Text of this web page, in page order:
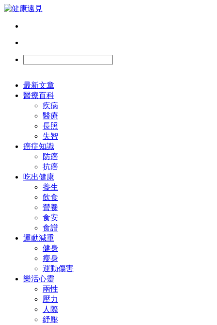
最新文章
醫療百科
疾病
醫療
長照
失智
癌症知識
防癌
抗癌
吃出健康
養生
飲食
營養
食安
食譜
運動減重
健身
瘦身
運動傷害
樂活心靈
兩性
壓力
人際
紓壓